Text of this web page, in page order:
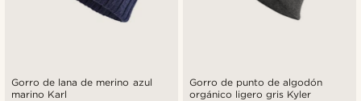
Gorro de lana de merino azul
marino Karl
Gorro de punto de algodón
orgánico ligero gris Kyler